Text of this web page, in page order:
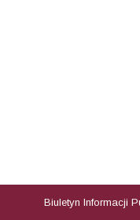
Biuletyn Informacji